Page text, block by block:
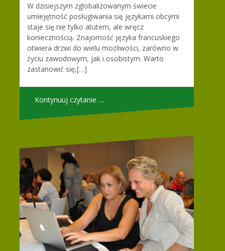
W dzisiejszym zglobalizowanym świecie
umiejętność posługiwania się językami obcymi
staje się nie tylko atutem, ale wręcz
koniecznością. Znajomość języka francuskiego
otwiera drzwi do wielu możliwości, zarówno w
życiu zawodowym, jak i osobistym. Warto
zastanowić się,[…]
Kontynuuj czytanie …